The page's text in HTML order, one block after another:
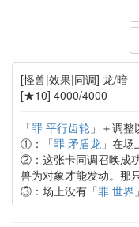
[怪兽|效果|同调] 龙/暗
[★10] 4000/4000
「罪 平行齿轮」＋调整
①：「罪 矛盾龙 」在
②：这张卡同调召唤成
兽为对象才能发动。那
③：场上没有「罪 世界